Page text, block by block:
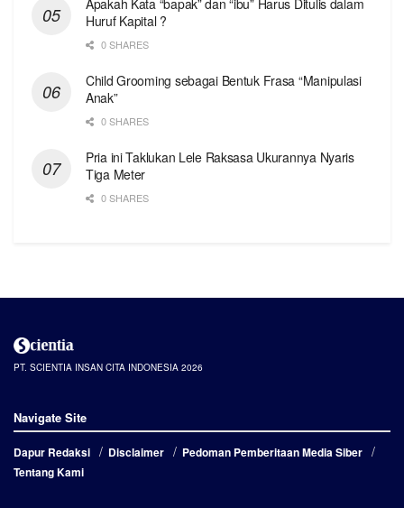
Huruf Kapital ?
0 SHARES
Child Grooming sebagai Bentuk Frasa “Manipulasi
Anak”
0 SHARES
Pria ini Taklukan Lele Raksasa Ukurannya Nyaris
Tiga Meter
0 SHARES
PT. SCIENTIA INSAN CITA INDONESIA 2026
Navigate Site
Dapur Redaksi Disclaimer
Pedoman Pemberitaan Media Siber
Tentang Kami